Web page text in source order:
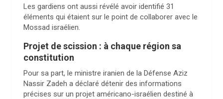
Les gardiens ont aussi révélé avoir identifié 31
éléments qui étaient sur le point de collaborer avec le
Mossad israélien.
Projet de scission : à chaque région sa
constitution
Pour sa part, le ministre iranien de la Défense Aziz
Nassir Zadeh a déclaré détenir des informations
précises sur un projet américano-israélien destiné à